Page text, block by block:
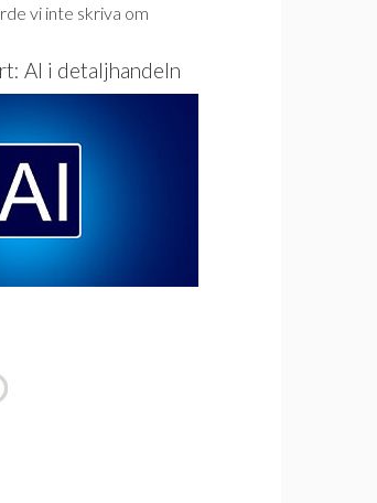
vi inte skriva om
AI i detaljhandeln